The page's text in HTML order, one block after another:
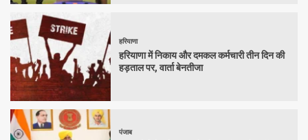
हरियाणा
हरियाणा में निकाय और दमकल कर्मचारी तीन दिन की
हड़ताल पर, वार्ता बेनतीजा
पंजाब